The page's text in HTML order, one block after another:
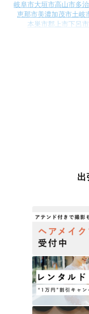
岐阜市大垣市高山市多
恵那市美濃加茂市土岐
本巣市郡上市下呂市
本巣
出